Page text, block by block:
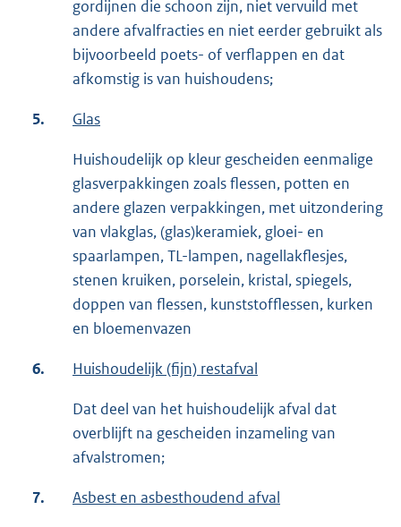
gordijnen die schoon zijn, niet vervuild met
andere afvalfracties en niet eerder gebruikt als
bijvoorbeeld poets- of verflappen en dat
afkomstig is van huishoudens;
5. Glas
Huishoudelijk op kleur gescheiden eenmalige
glasverpakkingen zoals flessen, potten en
andere glazen verpakkingen, met uitzondering
van vlakglas, (glas)keramiek, gloei- en
spaarlampen, TL-lampen, nagellakflesjes,
stenen kruiken, porselein, kristal, spiegels,
doppen van flessen, kunststofflessen, kurken
en bloemenvazen
6. Huishoudelijk (fijn) restafval
Dat deel van het huishoudelijk afval dat
overblijft na gescheiden inzameling van
afvalstromen;
7. Asbest en asbesthoudend afval